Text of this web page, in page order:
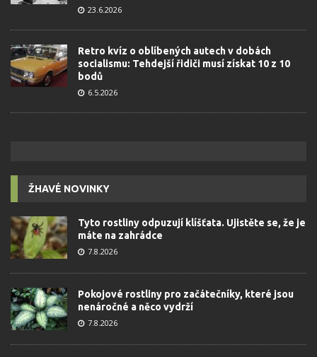
23.6.2026
Retro kvíz o oblíbených autech v dobách
socialismu: Tehdejší řidiči musí získat 10 z 10
bodů
6.5.2026
ŽHAVÉ NOVINKY
Tyto rostliny odpuzují klíšťata. Ujistěte se, že je
máte na zahrádce
7.8.2026
Pokojové rostliny pro začátečníky, které jsou
nenáročné a něco vydrží
7.8.2026